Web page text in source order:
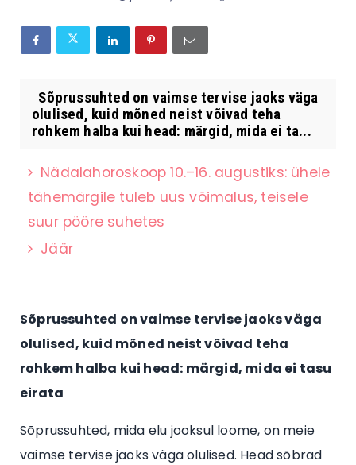
Sõprussuhted on vaimse tervise jaoks väga
olulised, kuid mõned neist võivad teha
rohkem halba kui head: märgid, mida ei ta...
Nädalahoroskoop 10.–16. augustiks: ühele
tähemärgile tuleb uus võimalus, teisele
suur pööre suhetes
Jäär
Sõprussuhted on vaimse tervise jaoks väga
olulised, kuid mõned neist võivad teha
rohkem halba kui head: märgid, mida ei tasu
eirata
Sõprussuhted, mida elu jooksul loome, on meie
vaimse tervise jaoks väga olulised. Head sõbrad